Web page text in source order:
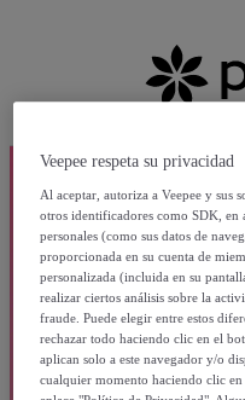
Veepee respeta su privacidad
Al aceptar, autoriza a Veepee y sus
otros identificadores como SDK, en
personales (como sus datos de
proporcionada en su cuenta de
personalizada (incluida en su
realizar ciertos análisis sobre la
fraude. Puede elegir entre estos
rechazar todo haciendo clic en el
aplican solo a este navegador y/o
cualquier momento haciendo clic